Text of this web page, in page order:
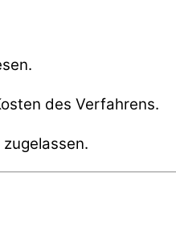
des Verfahrens.